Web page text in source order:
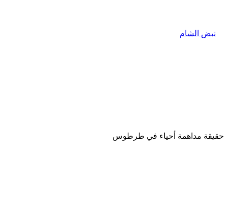
حقيقة مداهمة أحياء في طرطوس